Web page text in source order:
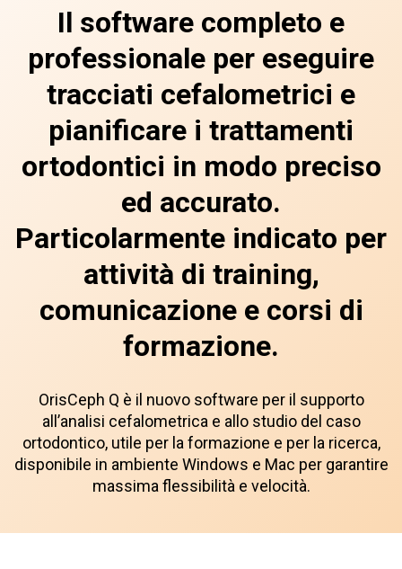
Il software completo e
professionale per eseguire
tracciati cefalometrici e
pianificare i trattamenti
ortodontici in modo preciso
ed accurato.
Particolarmente indicato per
attività di training,
comunicazione e corsi di
formazione.
OrisCeph Q è il nuovo software per il supporto
all’analisi cefalometrica e allo studio del caso
ortodontico, utile per la formazione e per la ricerca,
disponibile in ambiente Windows e Mac per garantire
massima flessibilità e velocità.